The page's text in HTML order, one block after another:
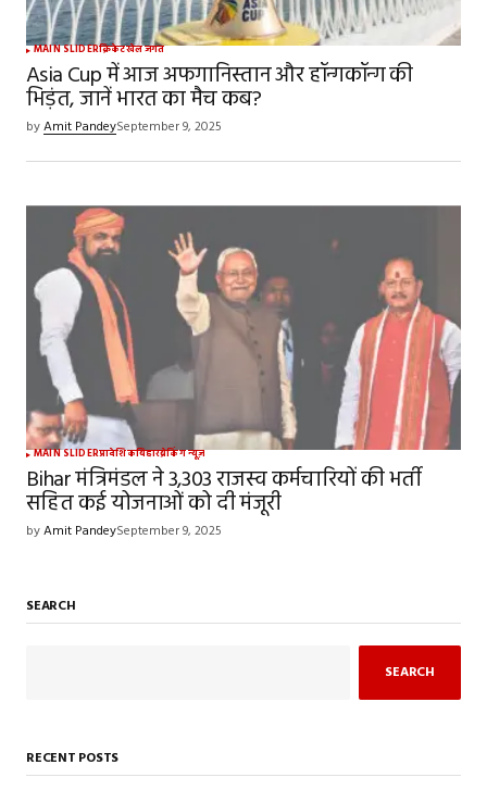
MAIN SLIDERक्रिकेटखेल जगत
Asia Cup में आज अफगानिस्तान और हॉन्गकॉन्ग की
भिड़ंत, जानें भारत का मैच कब?
byAmit PandeySeptember 9, 2025
MAIN SLIDERप्रादेशिकबिहारब्रेकिंग न्यूज़
Bihar मंत्रिमंडल ने 3,303 राजस्व कर्मचारियों की भर्ती
सहित कई योजनाओं को दी मंजूरी
byAmit PandeySeptember 9, 2025
SEARCH
SEARCH
RECENT POSTS